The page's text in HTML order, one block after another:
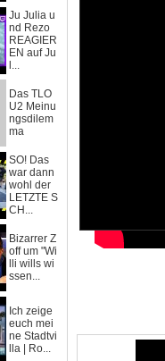
Ju Julia u
nd Rezo
REAGIER
EN auf Ju
l...
Das TLO
U2 Meinu
ngsdilem
ma
SO! Das
war dann
wohl der
LETZTE S
CH...
Bizarrer Z
off um "Wi
lli wills wi
ssen...
Ich zeige
euch mei
ne Stadtvi
lla | Ro...